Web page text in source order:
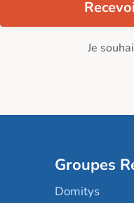
Je
Groupes
Domitys